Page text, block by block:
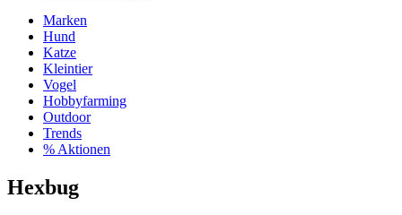
Marken
Hund
Katze
Kleintier
Vogel
Hobbyfarming
Outdoor
Trends
% Aktionen
Hexbug